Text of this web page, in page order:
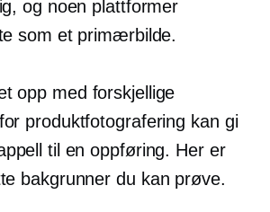
og noen plattformer
som et primærbilde.
opp med forskjellige
produktfotografering kan gi
til en oppføring. Her er
bakgrunner du kan prøve.